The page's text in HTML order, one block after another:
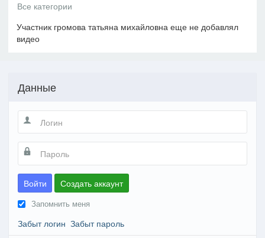
Участник громова татьяна михайловна еще не добавлял
видео
Данные
Войти Создать аккаунт
Запомнить меня
Забыт логин Забыт пароль